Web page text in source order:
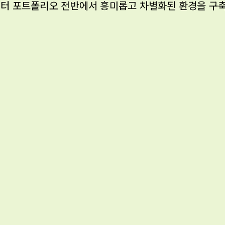
포트폴리오 전반에서 흥미롭고 차별화된 환경을 구